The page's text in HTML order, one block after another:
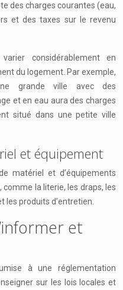
des charges courantes (eau,
et des taxes sur le revenu
considérablement en
du logement. Par exemple,
grande ville avec des
et en eau aura des charges
situé dans une petite ville
et équipement
matériel et d’équipements
la literie, les draps, les
les produits d’entretien.
et
à une réglementation
sur les lois locales et